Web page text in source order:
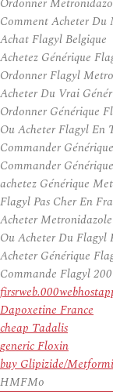
Comment Acheter Du
Achat Flagyl Belgique
Achetez Générique
Ordonner Flagyl
Acheter Du Vrai
Ordonner Générique
Ou Acheter Flagyl En
Commander
Commander
achetez Générique
Flagyl Pas Cher En
Acheter
Ou Acheter Du Flagyl
Acheter Générique
Commande Flagyl
Dapoxetine France
cheap Tadalis
generic Floxin
buy Glipizide/
HMFMo